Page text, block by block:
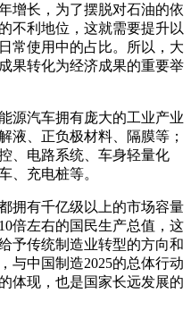
增长，为了摆脱对石油的依
不利地位，这就需要提升以
常使用中的占比。所以，大
果转化为经济成果的重要举
源汽车拥有庞大的工业产业
液、正负极材料、隔膜等；
、电路系统、车身轻量化
、充电桩等。
拥有千亿级以上的市场容量
倍左右的国民生产总值，这
予传统制造业转型的方向和
与中国制造2025的总体行动
体现，也是国家长远发展的